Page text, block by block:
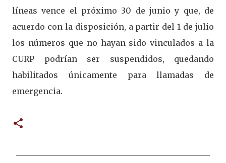
líneas vence el próximo 30 de junio y que, de
acuerdo con la disposición, a partir del 1 de julio
los números que no hayan sido vinculados a la
CURP podrían ser suspendidos, quedando
habilitados únicamente para llamadas de
emergencia.